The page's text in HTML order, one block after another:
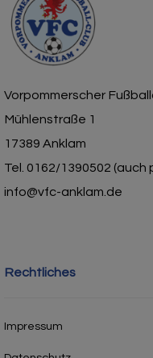
Vorpommerscher
Mühlenstraße 1
17389 Anklam
Tel. 0162/1390502
info@vfc-anklam.de
Rechtliches
Impressum